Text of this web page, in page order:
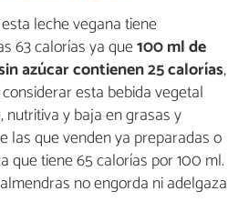
leche vegana tiene
63 calorías ya que100 ml de
azúcar contienen 25 calorías,
esta bebida vegetal
y baja en grasas y
las que venden ya preparadas o
que tiene 65 calorías por 100 ml.
no engorda ni adelgaza